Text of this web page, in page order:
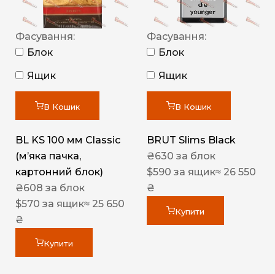
Фасування:
Блок
Ящик
В Кошик
BL KS 100 мм Classic
(м’яка пачка,
картонний блок)
₴608 за блок
$570 за ящик≈ 25 650
₴
Купити
Фасування:
Блок
Ящик
В Кошик
BRUT Slims Black
₴630 за блок
$590 за ящик≈ 26 550
₴
Купити